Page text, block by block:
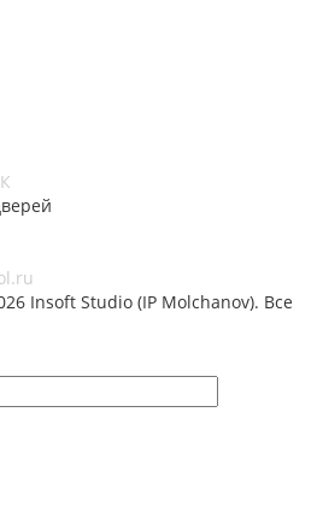
Insoft Studio (IP Molchanov). Все